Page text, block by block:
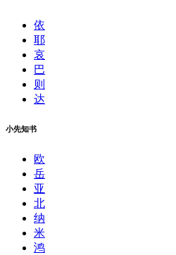
依
耶
哀
巴
则
达
小先知书
欧
岳
亚
北
纳
米
鸿